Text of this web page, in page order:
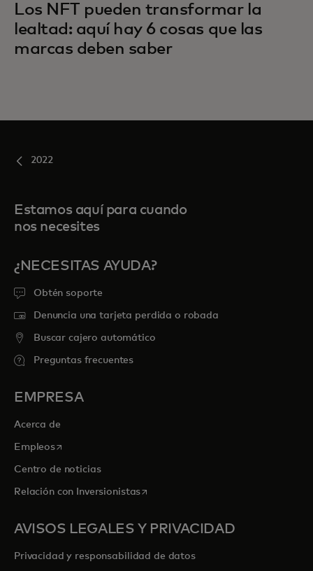
Los NFT pueden transformar la
lealtad: aquí hay 6 cosas que las
marcas deben saber
2022
Estamos aquí para cuando
nos necesites
¿NECESITAS AYUDA?
Obtén soporte
Denuncia una tarjeta perdida o robada
Buscar cajero automático
Preguntas frecuentes
EMPRESA
Acerca de
Empleosse abre en una pestaña nueva
Centro de noticias
Relación con Inversionistasse abre en una pestaña nueva
AVISOS LEGALES Y PRIVACIDAD
Privacidad y responsabilidad de datos